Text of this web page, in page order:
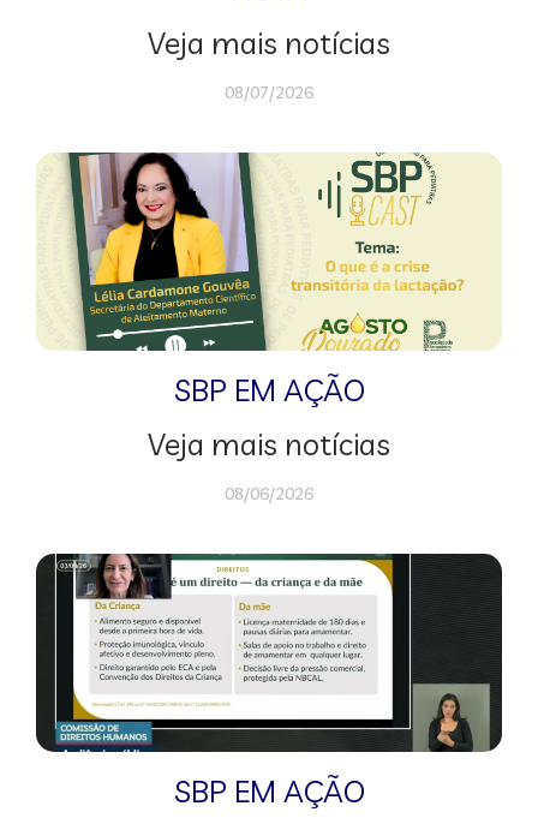
Veja mais notícias
08/07/2026
SBP EM AÇÃO
Veja mais notícias
08/06/2026
SBP EM AÇÃO